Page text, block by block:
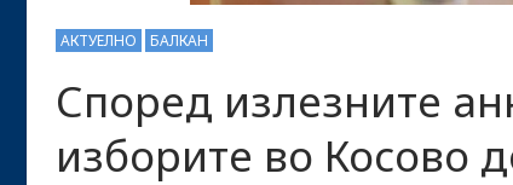
АКТУЕЛНО БАЛКАН
Според излезните
изборите во Косово